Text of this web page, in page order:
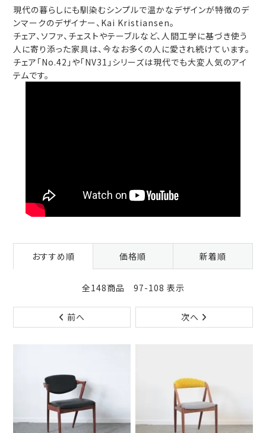
現代の暮らしにも馴染むシンプルで温かなデザインが特徴のデ
ンマークのデザイナー、Kai Kristiansen。
チェア、ソファ、チェストやテーブルなど、人間工学に基づき使う
人に寄り添った家具は、今なお多くの人に愛され続けています。
チェア「No.42」や「NV31」シリーズは現代でも大変人気のアイ
テムです。
おすすめ順 価格順 新着順
全148商品 97-108 表示
前へ 次へ